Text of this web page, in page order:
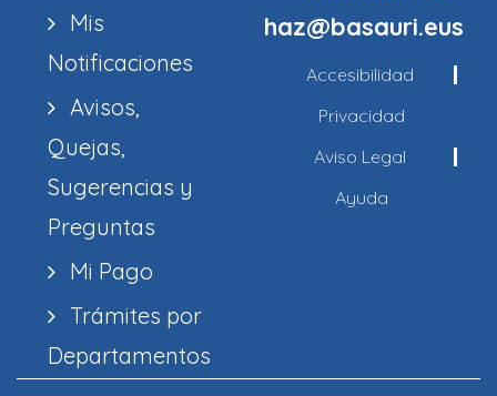
Mis
Notificaciones
Avisos,
Quejas,
Sugerencias y
Preguntas
Mi Pago
Trámites por
Departamentos
haz@basauri.eus
Accesibilidad
Privacidad
Aviso Legal
Ayuda